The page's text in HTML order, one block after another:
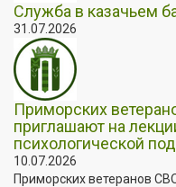
Служба в казачьем
31.07.2026
Приморских
приглашают на
психологической
10.07.2026
Приморских ветеранов